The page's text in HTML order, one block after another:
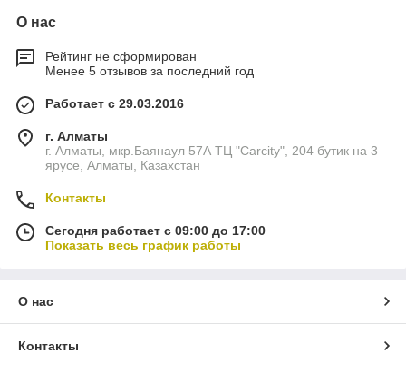
О нас
Рейтинг не сформирован
Менее 5 отзывов за последний год
Работает с 29.03.2016
г. Алматы
г. Алматы, мкр.Баянаул 57А ТЦ "Carcity", 204 бутик на 3
ярусе, Алматы, Казахстан
Контакты
Сегодня работает с 09:00 до 17:00
Показать весь график работы
О нас
Контакты